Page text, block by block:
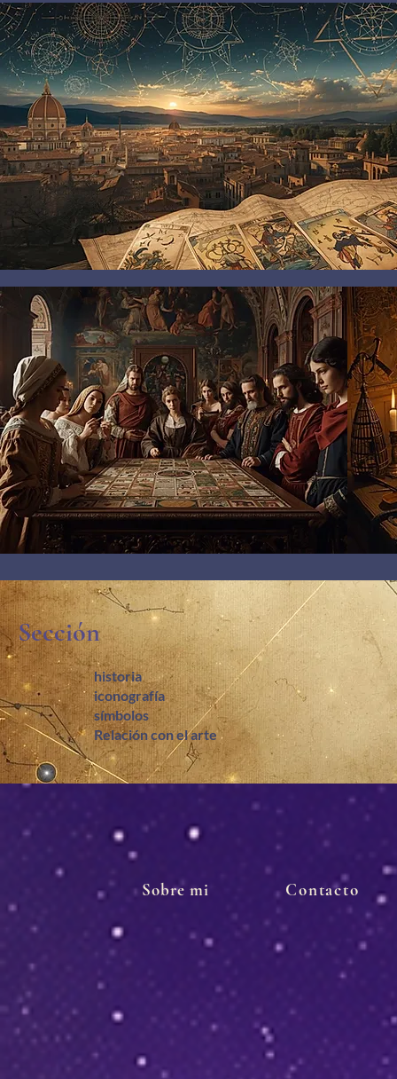
Sección
historia
iconografía
símbolos
Relación con el arte
Sobre mi Contacto